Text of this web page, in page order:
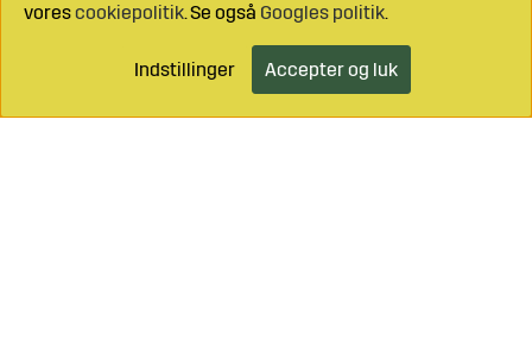
Læg i indkøbsvognen
vorescookiepolitik. Se også Googles politik.
Indstillinger Accepter og luk